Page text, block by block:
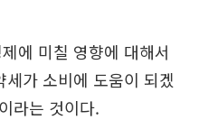
에 미칠 영향에 대해서
가 소비에 도움이 되겠
라는 것이다.